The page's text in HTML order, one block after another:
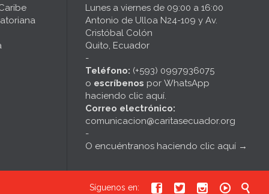
Lunes a viernes de 09:00 a 16:00
Antonio de Ulloa N24-109 y Av.
Cristóbal Colón
Quito, Ecuador
-
Teléfono: (+593) 0997936075
o escríbenos por WhatsApp
haciendo clic aquí.
Correo electrónico:
comunicacion@caritasecuador.org
-
O encuéntranos haciendo clic aquí →
Síguenos en:     